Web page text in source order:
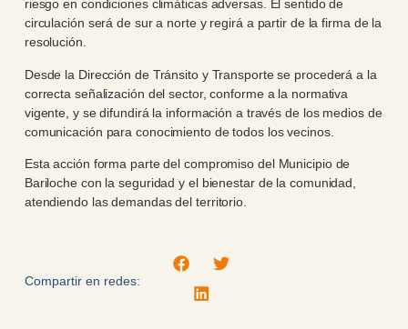
riesgo en condiciones climáticas adversas. El sentido de
circulación será de sur a norte y regirá a partir de la firma de la
resolución.
Desde la Dirección de Tránsito y Transporte se procederá a la
correcta señalización del sector, conforme a la normativa
vigente, y se difundirá la información a través de los medios de
comunicación para conocimiento de todos los vecinos.
Esta acción forma parte del compromiso del Municipio de
Bariloche con la seguridad y el bienestar de la comunidad,
atendiendo las demandas del territorio.
Compartir en redes: